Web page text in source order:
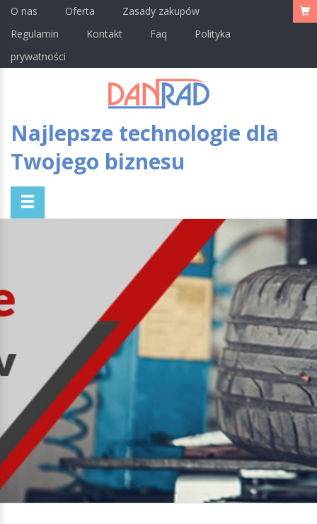
O nas Oferta
Zasady zakupów
Regulamin
Kontakt Faq
Polityka
prywatności
Najlepsze technologie dla
Twojego biznesu